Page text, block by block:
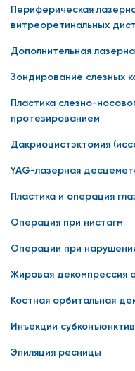
Периферическая
витреоретинальных
Дополнительная
Зондирование слезных
Пластика слезно-
протезированием
Дакриоцистэктомия
YAG-лазерная
Пластика и операция
Операция при нистагм
Операции при
Жировая декомпрессия
Костная орбитальная
Инъекции
Эпиляция ресницы